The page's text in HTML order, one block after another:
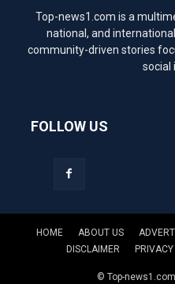
Top-news1.com is a
national, and
community-driven stories
social
FOLLOW US
HOME ABOUT US
DISCLAIMER
© Top-